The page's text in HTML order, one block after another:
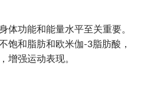
体功能和能量水平至关重要。
饱和脂肪和欧米伽-3脂肪酸，
增强运动表现。